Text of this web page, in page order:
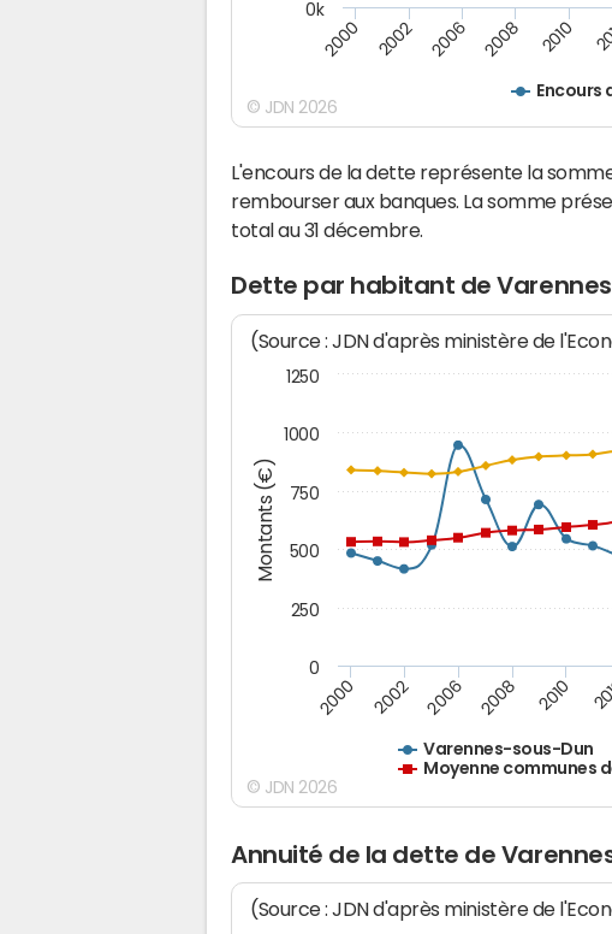
Encours
2000 2002 2006 2008 2010
0k
© JDN 2026
L'encours de la dette représente la
rembourser aux banques. La somme
total au 31 décembre.
Dette par habitant de
Montants (€)
(Source : JDN d'après ministère de
Varennes-sous-Dun
Moyenne communes
2000 2002 2006 2008 2010
0
250
500
750
1000
1250
© JDN 2026
Annuité de la dette de
(Source : JDN d'après ministère de